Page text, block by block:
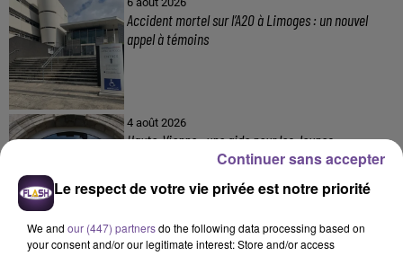
Accident mortel sur l’A20 à Limoges : un nouvel
appel à témoins
4 août 2026
Haute-Vienne : une aide pour les Jeunes
Le respect de votre vie privée est notre priorité
We and our (447) partnersdo the following data processing based on
your consent and/or our legitimate interest: Store and/or access
Continuer sans accepter